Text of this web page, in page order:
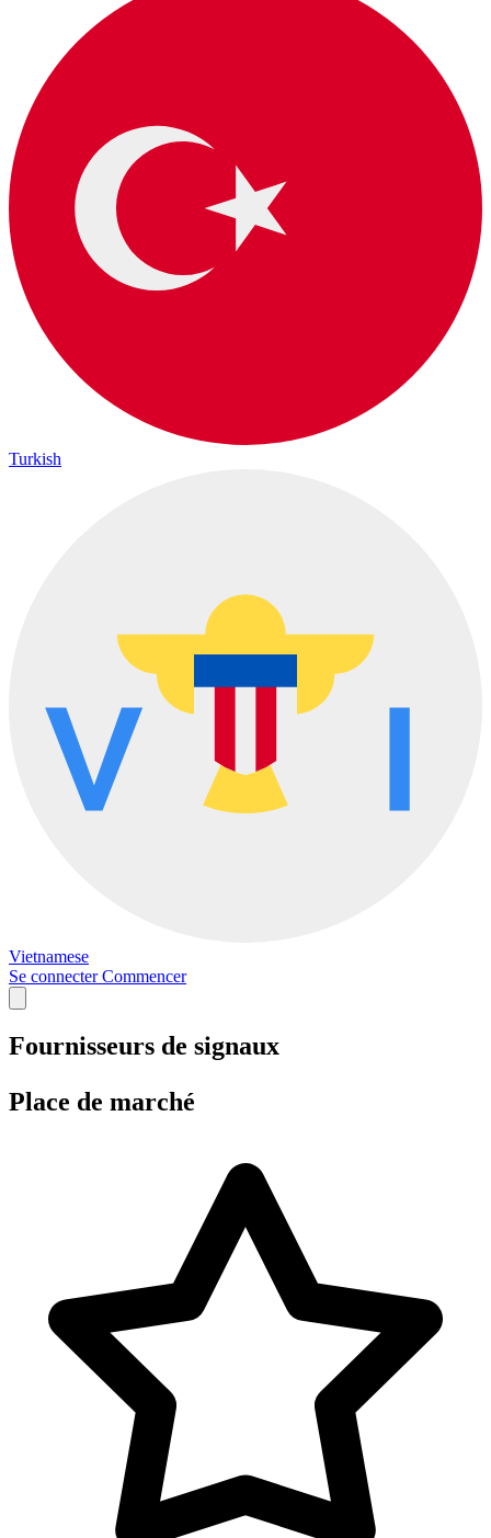
Turkish
Vietnamese
Se connecterCommencer
Fournisseurs de signaux
Place de marché